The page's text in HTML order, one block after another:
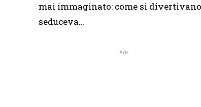
mai immaginato: come si
seduceva…
Ads